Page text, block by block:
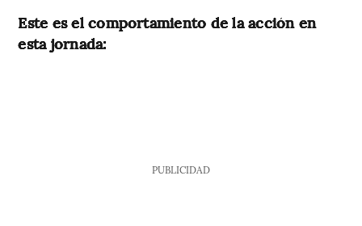
Este es el comportamiento de la acción en
esta jornada:
PUBLICIDAD